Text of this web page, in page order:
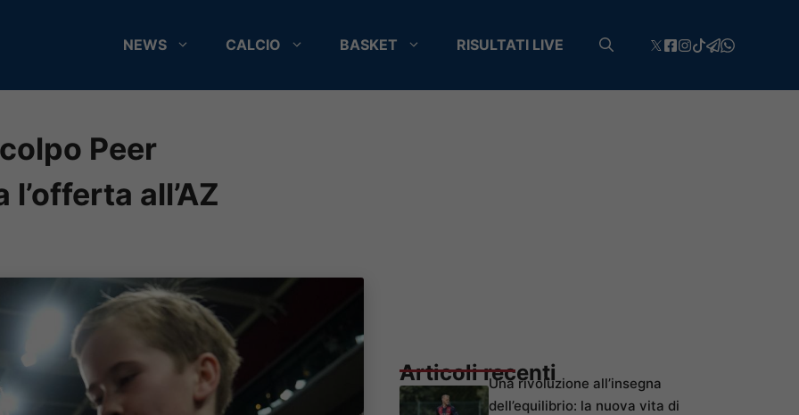
NEWS CALCIO BASKET RISULTATI LIVE
Peer
all’AZ
Articoli recentiUna rivoluzione all’insegna
dell’equilibrio: la nuova vita di